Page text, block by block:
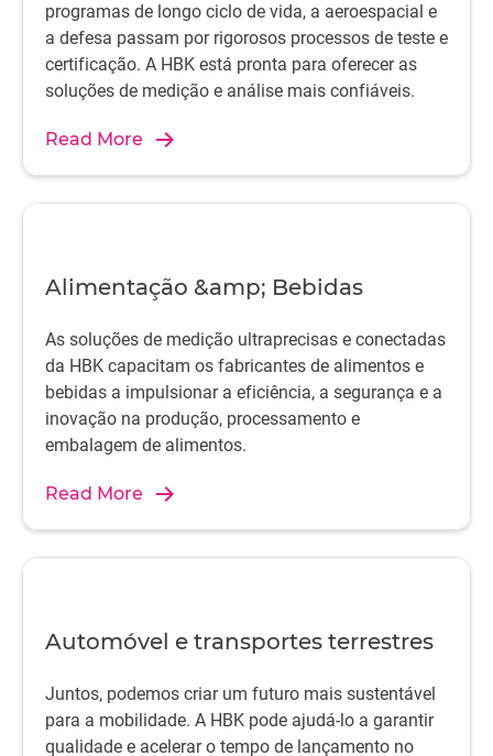
programas de longo ciclo de vida, a aeroespacial e
a defesa passam por rigorosos processos de teste e
certificação. A HBK está pronta para oferecer as
soluções de medição e análise mais confiáveis.
Read More
Alimentação &amp; Bebidas
As soluções de medição ultraprecisas e conectadas
da HBK capacitam os fabricantes de alimentos e
bebidas a impulsionar a eficiência, a segurança e a
inovação na produção, processamento e
embalagem de alimentos.
Read More
Automóvel e transportes terrestres
Juntos, podemos criar um futuro mais sustentável
para a mobilidade. A HBK pode ajudá-lo a garantir
qualidade e acelerar o tempo de lançamento no